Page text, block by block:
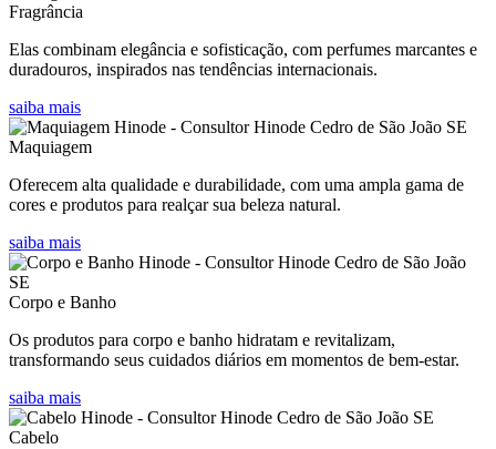
Fragrância
Elas combinam elegância e sofisticação, com perfumes marcantes e
duradouros, inspirados nas tendências internacionais.
saiba mais
Maquiagem
Oferecem alta qualidade e durabilidade, com uma ampla gama de
cores e produtos para realçar sua beleza natural.
saiba mais
Corpo e Banho
Os produtos para corpo e banho hidratam e revitalizam,
transformando seus cuidados diários em momentos de bem-estar.
saiba mais
Cabelo